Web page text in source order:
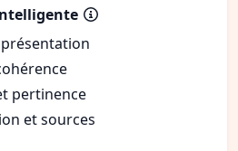
pertinence
et sources